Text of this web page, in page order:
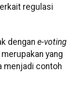
regulasi
dengan e-voting
yang
menjadi contoh